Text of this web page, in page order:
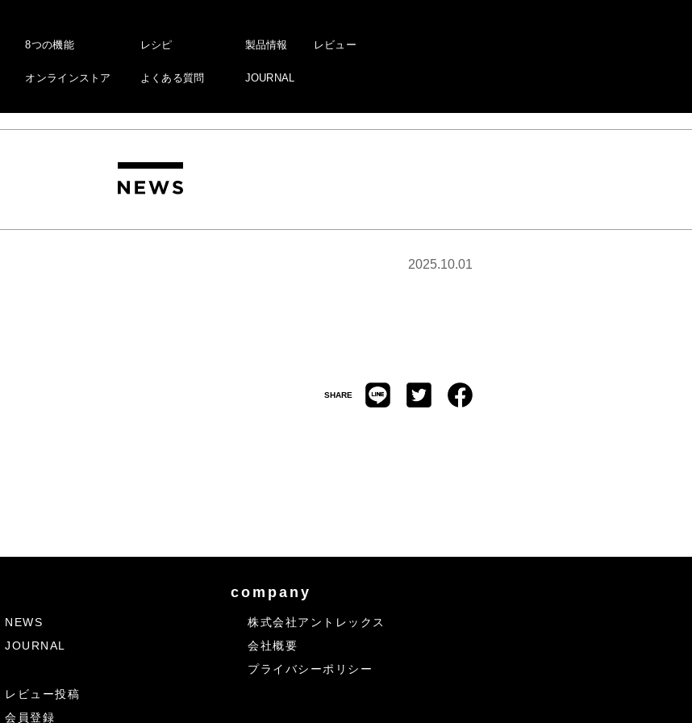
8つの機能
オンラインストア
レシピ
よくある質問
製品情報
JOURNAL
レビュー
2025.10.01
SHARE
NEWS
JOURNAL
レビュー投稿
会員登録
company
株式会社アントレックス
会社概要
プライバシーポリシー